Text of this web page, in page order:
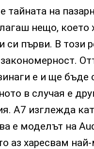
тайната на
нещо, което
си първи. В този
е и ще
в случая е
А7 изглежда
е моделът на
аз харесвам